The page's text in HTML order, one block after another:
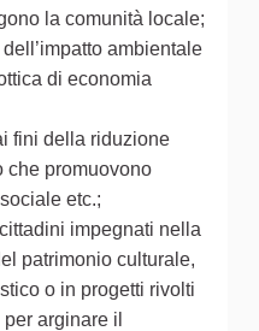
la comunità locale;
ambientale
di economia
fini della riduzione
che promuovono
etc.;
impegnati nella
patrimonio culturale,
o in progetti rivolti
arginare il